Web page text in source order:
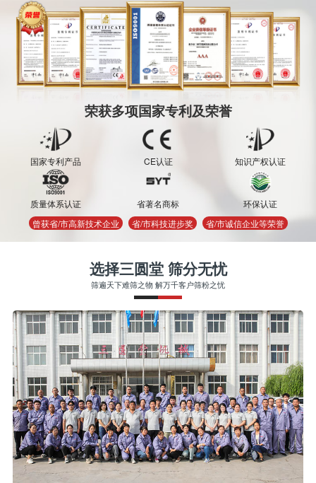
荣获多项国家专利及荣誉
国家专利产品 CE认证 知识产权认证
质量体系认证 省著名商标
环保认证
曾获省/市高新技术企业
省/市科技进步奖 省/市诚信企业等荣誉
选择三圆堂 筛分无忧
筛遍天下难筛之物 解万千客户筛粉之忧